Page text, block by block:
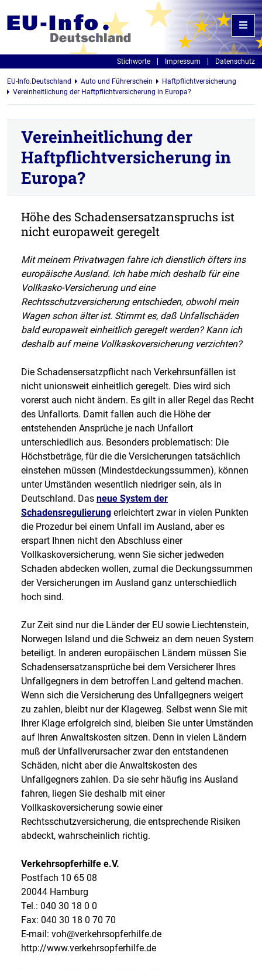
Stichworte Impressum Datenschutz
EU-Info.Deutschland Auto und Führerschein
Haftpflichtversicherung
Vereinheitlichung der Haftpflichtversicherung in Europa?
Vereinheitlichung der
Haftpflichtversicherung in
Europa?
Höhe des Schadensersatzanspruchs ist
nicht europaweit geregelt
Mit meinem Privatwagen fahre ich dienstlich öfters ins
europäische Ausland. Ich habe mich deshalb für eine
Vollkasko-Versicherung und eine
Rechtsschutzversicherung entschieden, obwohl mein
Wagen schon älter ist. Stimmt es, daß Unfallschäden
bald europaweit einheitlich geregelt werden? Kann ich
deshalb auf meine Vollkaskoversicherung verzichten?
Die Schadensersatzpflicht nach Verkehrsunfällen ist
nicht unionsweit einheitlich geregelt. Dies wird sich
vorerst auch nicht ändern. Es gilt in aller Regel das Recht
des Unfallorts. Damit fallen auch die Höhe der
entstehenden Ansprüche je nach Unfallort
unterschiedlich aus. Besonders problematisch: Die
Höchstbeträge, für die die Versicherungen tatsächlich
einstehen müssen (Mindestdeckungssummen), können
unter Umständen wesentlich niedriger sein, als in
Deutschland. Das neue System der
Schadensregulierung erleichtert zwar in vielen Punkten
die Prozedur bei einem Unfall im Ausland, aber es
erspart Ihnen nicht den Abschluss einer
Vollkaskoversicherung, wenn Sie sicher jedweden
Schaden abdecken wollen, zumal die Deckungssummen
der Versicherungen im Ausland ganz unterschiedlich
hoch sind.
Zur Zeit sind nur die Länder der EU sowie Liechtenstein,
Norwegen Island und die Schweiz an dem neuen System
beteiligt. In anderen europäischen Ländern müssen Sie
Schadensersatzansprüche bei dem Versicherer Ihres
Unfallgegners in dem betroffen Land geltend machen.
Wenn sich die Versicherung des Unfallgegners weigert
zu zahlen, bleibt nur der Klageweg. Selbst wenn Sie mit
Ihrer Klage erfolgreich sind, bleiben Sie unter Umständen
auf Ihren Anwaltskosten sitzen. Denn in vielen Ländern
muß der Unfallverursacher zwar den entstandenen
Schäden, nicht aber die Anwaltskosten des
Unfallgegners zahlen. Da sie sehr häufig ins Ausland
fahren, liegen Sie deshalb mit einer
Vollkaskoversicherung sowie einer
Rechtsschutzversicherung, die entsprechende Risiken
abdeckt, wahrscheinlich richtig.
Verkehrsopferhilfe e.V.
Postfach 10 65 08
20044 Hamburg
Tel.: 040 30 18 0 0
Fax: 040 30 18 0 70 70
E-mail: voh@verkehrsopferhilfe.de
http://www.verkehrsopferhilfe.de